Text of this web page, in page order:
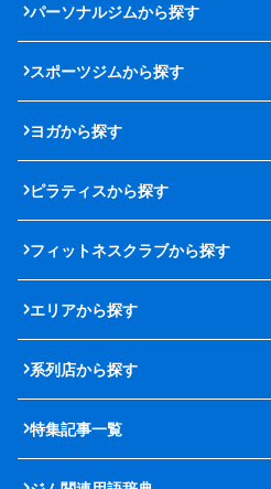
パーソナルジムから探す
スポーツジムから探す
ヨガから探す
ピラティスから探す
フィットネスクラブから探す
エリアから探す
系列店から探す
特集記事一覧